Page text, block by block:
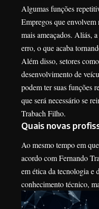
Algumas funções
Empregos que envolvem
mais ameaçados. Aliás,
erro, o que acaba
Além disso, setores
desenvolvimento de
podem ter suas funções
que será necessário se
Trabach Filho.
Quais novas
Ao mesmo tempo em
acordo com Fernando
em ética da tecnologia e
conhecimento técnico,